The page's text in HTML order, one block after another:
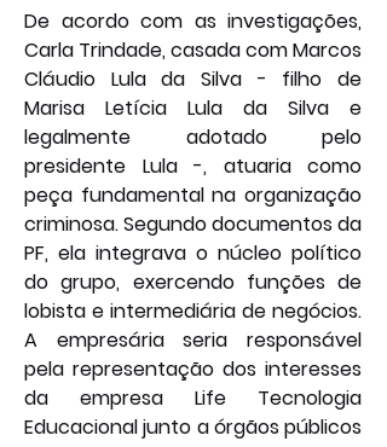
De acordo com as investigações,
Carla Trindade, casada com Marcos
Cláudio Lula da Silva - filho de
Marisa Letícia Lula da Silva e
legalmente adotado pelo
presidente Lula -, atuaria como
peça fundamental na organização
criminosa. Segundo documentos da
PF, ela integrava o núcleo político
do grupo, exercendo funções de
lobista e intermediária de negócios.
A empresária seria responsável
pela representação dos interesses
da empresa Life Tecnologia
Educacional junto a órgãos públicos